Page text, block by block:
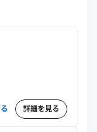
援実績を有し、
詳細を見る